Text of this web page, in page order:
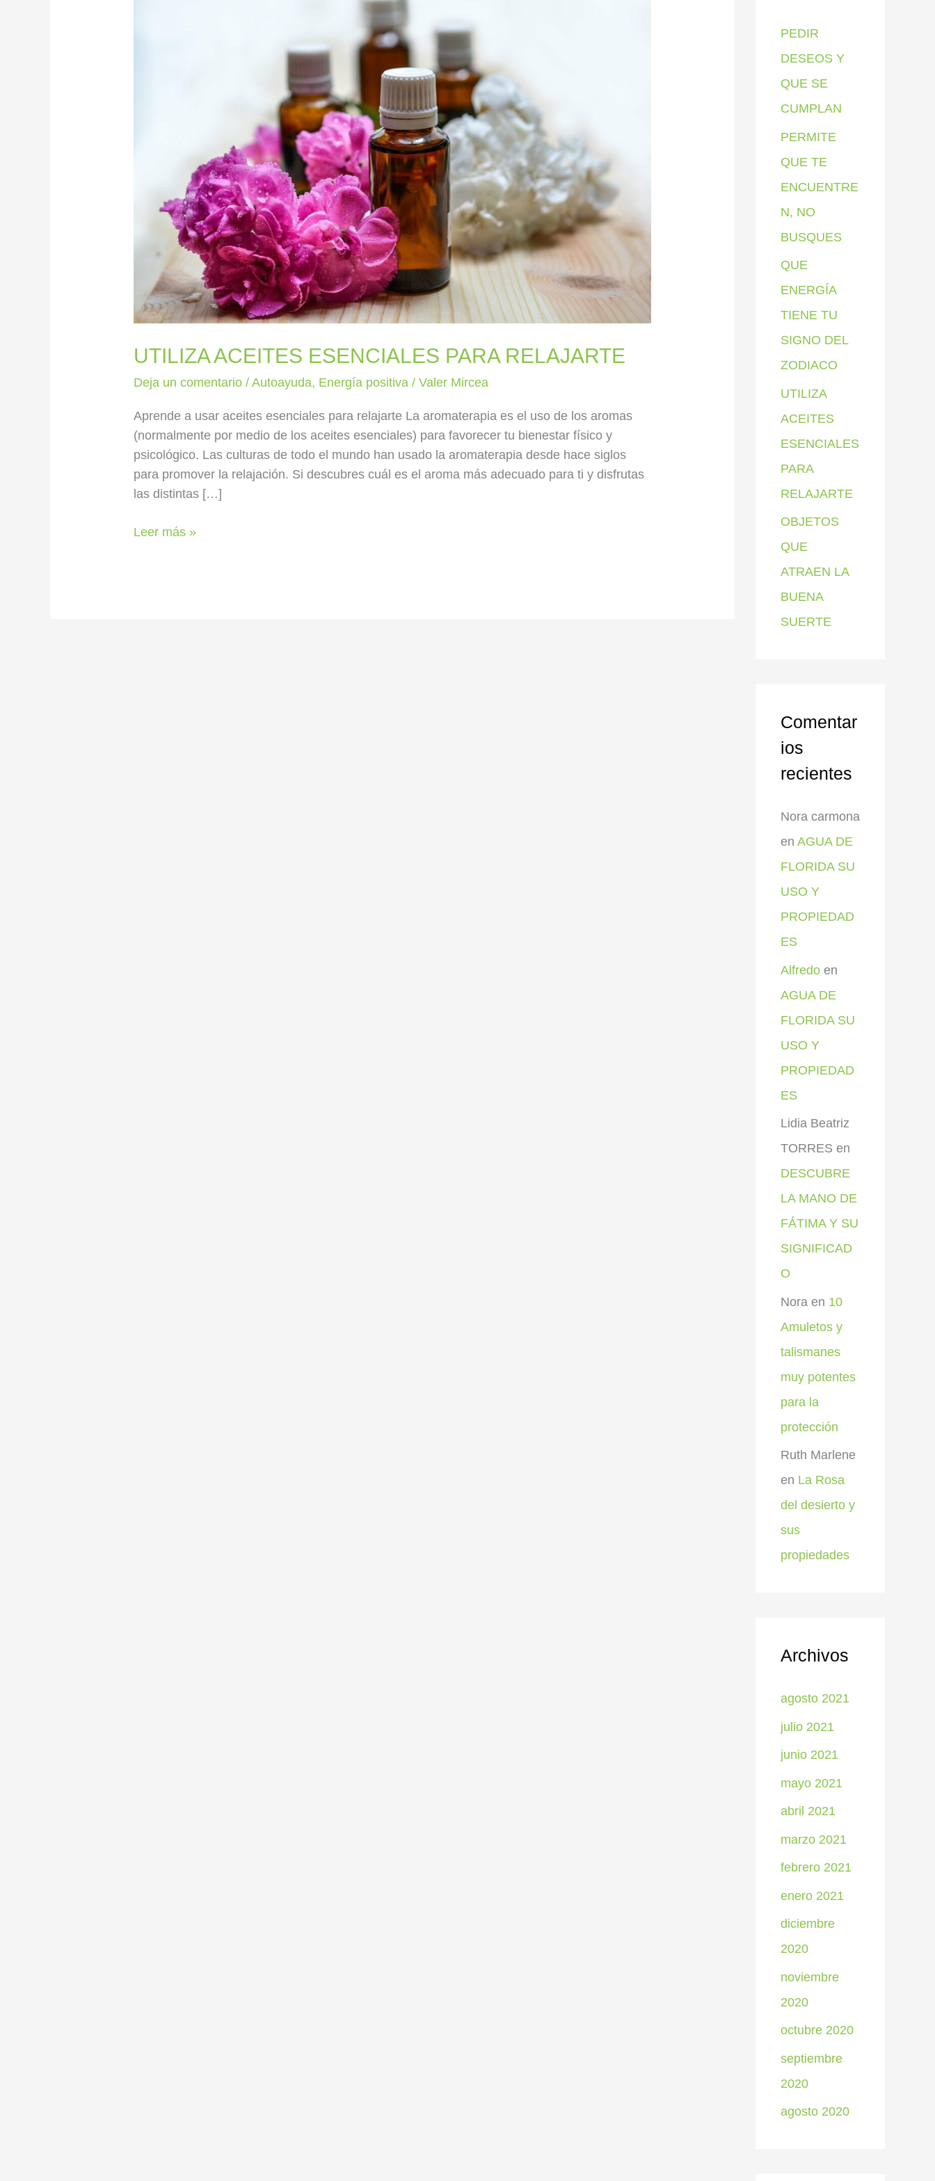
UTILIZA ACEITES ESENCIALES PARA RELAJARTE
Deja un comentario /Autoayuda, Energía positiva /Valer Mircea
Aprende a usar aceites esenciales para relajarte La aromaterapia es el uso de los aromas
(normalmente por medio de los aceites esenciales) para favorecer tu bienestar físico y
psicológico. Las culturas de todo el mundo han usado la aromaterapia desde hace siglos
para promover la relajación. Si descubres cuál es el aroma más adecuado para ti y disfrutas
las distintas […]
Leer más »
o
r
:
PEDIR
DESEOS Y
QUE SE
CUMPLAN
PERMITE
QUE TE
ENCUENTRE
N, NO
BUSQUES
QUE
ENERGÍA
TIENE TU
SIGNO DEL
ZODIACO
UTILIZA
ACEITES
ESENCIALES
PARA
RELAJARTE
OBJETOS
QUE
ATRAEN LA
BUENA
SUERTE
Comentar
ios
recientes
Nora carmona
en AGUA DE
FLORIDA SU
USO Y
PROPIEDAD
ES
Alfredo en
AGUA DE
FLORIDA SU
USO Y
PROPIEDAD
ES
Lidia Beatriz
TORRES en
DESCUBRE
LA MANO DE
FÁTIMA Y SU
SIGNIFICAD
O
Nora en 10
Amuletos y
talismanes
muy potentes
para la
protección
Ruth Marlene
en La Rosa
del desierto y
sus
propiedades
Archivos
agosto 2021
julio 2021
junio 2021
mayo 2021
abril 2021
marzo 2021
febrero 2021
enero 2021
diciembre
2020
noviembre
2020
octubre 2020
septiembre
2020
agosto 2020